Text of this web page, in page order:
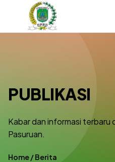
PUBLIKASI
Kabar dan informasi
Pasuruan.
Home/Berita